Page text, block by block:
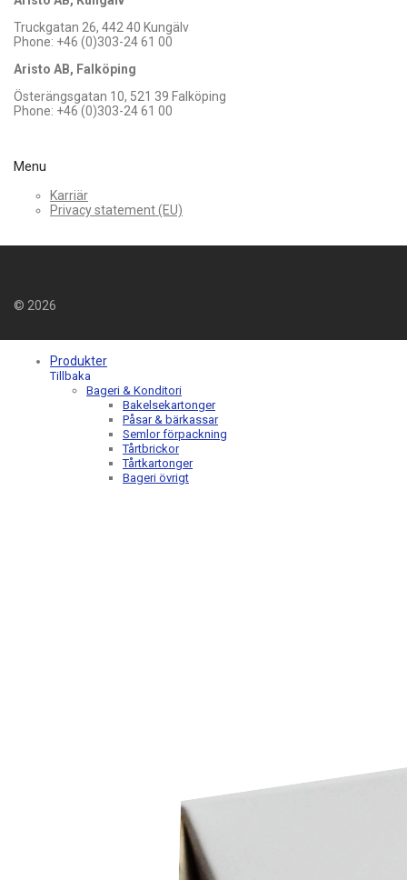
Truckgatan 26, 442 40 Kungälv
Phone: +46 (0)303-24 61 00
Aristo AB, Falköping
Österängsgatan 10, 521 39 Falköping
Phone: +46 (0)303-24 61 00
Menu
Karriär
Privacy statement (EU)
© 2026
Produkter
Tillbaka
Bageri & Konditori
Bakelsekartonger
Påsar & bärkassar
Semlor förpackning
Tårtbrickor
Tårtkartonger
Bageri övrigt